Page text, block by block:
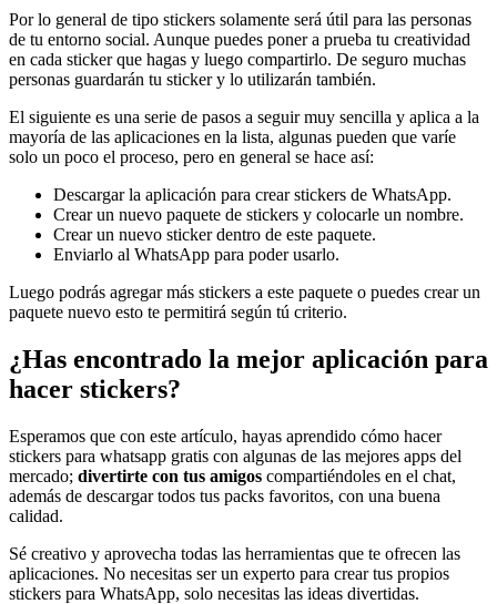
Por lo general de tipo stickers solamente será útil para las personas
de tu entorno social. Aunque puedes poner a prueba tu creatividad
en cada sticker que hagas y luego compartirlo. De seguro muchas
personas guardarán tu sticker y lo utilizarán también.
El siguiente es una serie de pasos a seguir muy sencilla y aplica a la
mayoría de las aplicaciones en la lista, algunas pueden que varíe
solo un poco el proceso, pero en general se hace así:
Descargar la aplicación para crear stickers de WhatsApp.
Crear un nuevo paquete de stickers y colocarle un nombre.
Crear un nuevo sticker dentro de este paquete.
Enviarlo al WhatsApp para poder usarlo.
Luego podrás agregar más stickers a este paquete o puedes crear un
paquete nuevo esto te permitirá según tú criterio.
¿Has encontrado la mejor aplicación para
hacer stickers?
Esperamos que con este artículo, hayas aprendido cómo hacer
stickers para whatsapp gratis con algunas de las mejores apps del
mercado; divertirte con tus amigos compartiéndoles en el chat,
además de descargar todos tus packs favoritos, con una buena
calidad.
Sé creativo y aprovecha todas las herramientas que te ofrecen las
aplicaciones. No necesitas ser un experto para crear tus propios
stickers para WhatsApp, solo necesitas las ideas divertidas.